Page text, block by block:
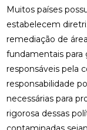
Muitos países
estabelecem
remediação de
fundamentais para
responsáveis pela
responsabilidade
necessárias para
rigorosa dessas